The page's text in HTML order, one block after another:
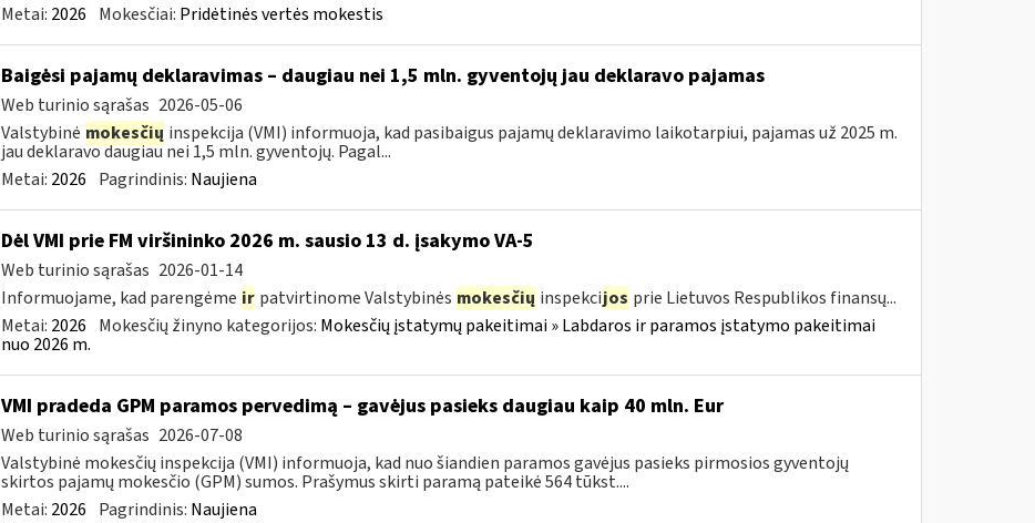
Metai: 2026 Mokesčiai: Pridėtinės vertės mokestis
Baigėsi pajamų deklaravimas – daugiau nei 1,5 mln. gyventojų jau deklaravo pajamas
Web turinio sąrašas 2026-05-06
Valstybinė mokesčių inspekcija (VMI) informuoja, kad pasibaigus pajamų deklaravimo laikotarpiui, pajamas už 2025 m.
jau deklaravo daugiau nei 1,5 mln. gyventojų. Pagal...
Metai: 2026 Pagrindinis: Naujiena
Dėl VMI prie FM viršininko 2026 m. sausio 13 d. įsakymo VA-5
Web turinio sąrašas 2026-01-14
Informuojame, kad parengėme ir patvirtinome Valstybinės mokesčių inspekcijos prie Lietuvos Respublikos finansų...
Metai: 2026 Mokesčių žinyno kategorijos: Mokesčių įstatymų pakeitimai » Labdaros ir paramos įstatymo pakeitimai
nuo 2026 m.
VMI pradeda GPM paramos pervedimą – gavėjus pasieks daugiau kaip 40 mln. Eur
Web turinio sąrašas 2026-07-08
Valstybinė mokesčių inspekcija (VMI) informuoja, kad nuo šiandien paramos gavėjus pasieks pirmosios gyventojų
skirtos pajamų mokesčio (GPM) sumos. Prašymus skirti paramą pateikė 564 tūkst....
Metai: 2026 Pagrindinis: Naujiena